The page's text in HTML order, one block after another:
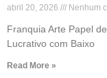
abril 20, 2026 Nenhum
Franquia Arte Papel
Lucrativo com Baixo
Read More »